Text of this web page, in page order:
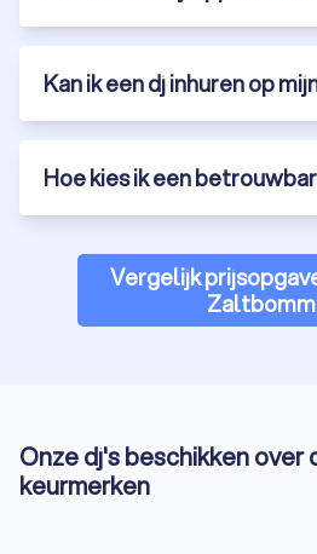
beste dj’s in Zaltbommel voor je
zodat je snel en gemakkelijk kunt
offertes aan en kies een dj uit
jouw evenement gegarandeerd een
je nog op? Vind vandaag nog de
Kan ik een dj inhuren op
Hoe kies ik een
Vergelijk
Onze dj's beschikken over
keurmerken